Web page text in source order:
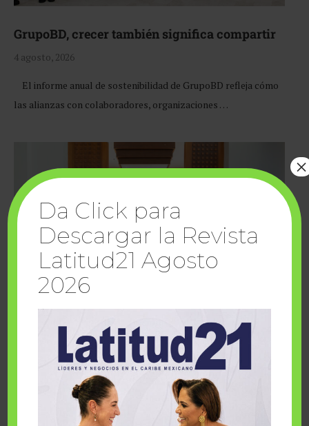
GrupoBD, crecer también significa compartir
4 agosto, 2026
El informe anual de sostenibilidad de GrupoBD refleja cómo
las alianzas con colaboradores, organizaciones …
Cuando la solidaridad inspira; cumplen
sueños Fairmont Mayakoba y Make-A-Wish
Da Click para
Descargar la Revista
Latitud21 Agosto
2026
×